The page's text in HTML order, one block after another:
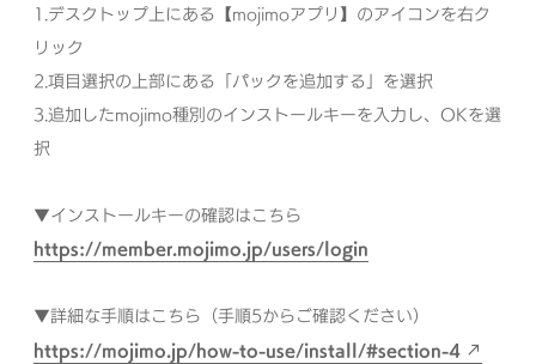
1.デスクトップ上にある【mojimoアプリ】のアイコンを右ク
リック
2.項目選択の上部にある「パックを追加する」を選択
3.追加したmojimo種別のインストールキーを入力し、OKを選
択
▼インストールキーの確認はこちら
https://member.mojimo.jp/users/login
▼詳細な手順はこちら（手順5からご確認ください）
https://mojimo.jp/how-to-use/install/#section-4